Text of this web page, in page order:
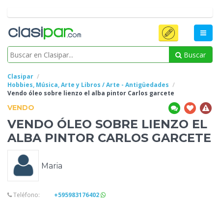
Buscar
Clasipar
Hobbies, Música, Arte y Libros / Arte - Antigüedades
Vendo óleo sobre lienzo el alba pintor Carlos garcete
VENDO
VENDO ÓLEO SOBRE LIENZO EL
ALBA PINTOR CARLOS GARCETE
Maria
Teléfono:
+595983176402